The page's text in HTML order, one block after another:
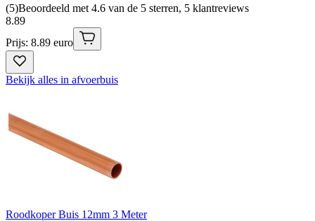
(5)Beoordeeld met 4.6 van de 5 sterren, 5 klantreviews
8.89
Prijs: 8.89 euro
Bekijk alles in afvoerbuis
Roodkoper Buis 12mm 3 Meter